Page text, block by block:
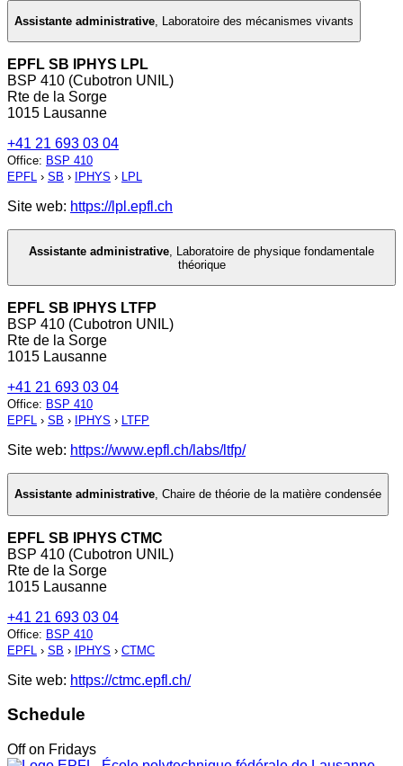
Assistante administrative, Laboratoire des mécanismes vivants
EPFL SB IPHYS LPL
BSP 410 (Cubotron UNIL)
Rte de la Sorge
1015 Lausanne
+41 21 693 03 04
Office: BSP 410
EPFL › SB › IPHYS › LPL
Site web: https://lpl.epfl.ch
Assistante administrative Laboratoire de physique fondamentale
théorique
EPFL SB IPHYS LTFP
BSP 410 (Cubotron UNIL)
Rte de la Sorge
1015 Lausanne
+41 21 693 03 04
Office: BSP 410
EPFL › SB › IPHYS › LTFP
Site web: https://www.epfl.ch/labs/ltfp/
Assistante administrative, Chaire de théorie de la matière condensée
EPFL SB IPHYS CTMC
BSP 410 (Cubotron UNIL)
Rte de la Sorge
1015 Lausanne
+41 21 693 03 04
Office: BSP 410
EPFL › SB › IPHYS › CTMC
Site web: https://ctmc.epfl.ch/
Schedule
Off on Fridays